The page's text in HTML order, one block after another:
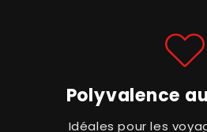
Polyvalence
Idéales pour les